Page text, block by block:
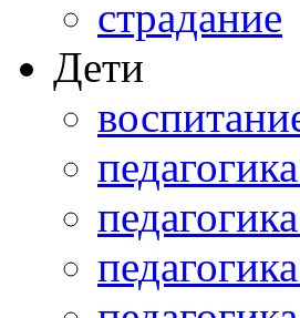
страдание
Дети